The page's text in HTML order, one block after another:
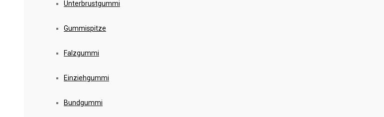
Unterbrustgummi
Gummispitze
Falzgummi
Einziehgummi
Bundgummi